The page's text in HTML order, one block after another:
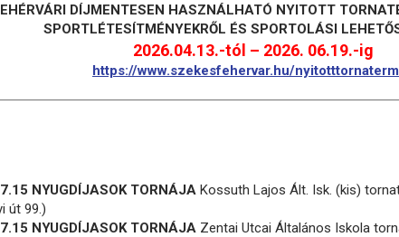
DÍJMENTESEN HASZNÁLHATÓ NYITOTT
SPORTLÉTESÍTMÉNYEKRŐL ÉS SPORTOLÁSI
2026.04.13.-tól – 2026. 06.19.-ig
https://www.szekesfehervar.hu/
NYUGDÍJASOK TORNÁJA Kossuth Lajos Ált. Isk. (kis)
út 99.)
NYUGDÍJASOK TORNÁJA Zentai Utcai Általános Iskola